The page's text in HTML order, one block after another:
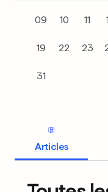
09 10 11
19 22 23
31
Articles